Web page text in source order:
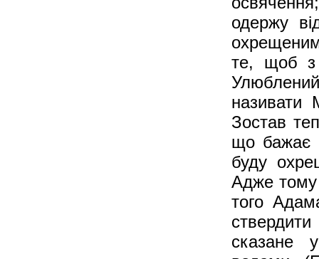
одержу
те, щоб з
Зостав
що бажає
буду
Адже тому
того
сказане